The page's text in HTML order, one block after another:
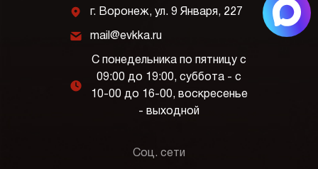
j г. Воронеж, ул. 9 Января, 227
k mail@evkka.ru
l
С понедельника по пятницу с
09:00 до 19:00, суббота - с
10-00 до 16-00, воскресенье
- выходной
Соц. сети